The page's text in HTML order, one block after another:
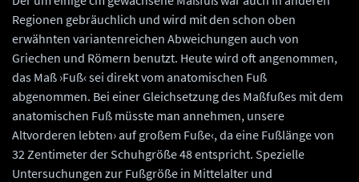
Regionen gebräuchlich und wird mit den schon oben
erwähnten variantenreichen Abweichungen auch von
Griechen und Römern benutzt. Heute wird oft angenommen,
das Maß ›Fuß‹ sei direkt vom anatomischen Fuß
abgenommen. Bei einer Gleichsetzung des Maßfußes mit dem
anatomischen Fuß müsste man annehmen, unsere
Altvorderen lebten› auf großem Fuße‹, da eine Fußlänge von
32 Zentimeter der Schuhgröße 48 entspricht. Spezielle
Untersuchungen zur Fußgröße in Mittelalter und